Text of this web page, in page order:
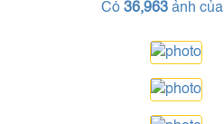
Có 36,963 ảnh